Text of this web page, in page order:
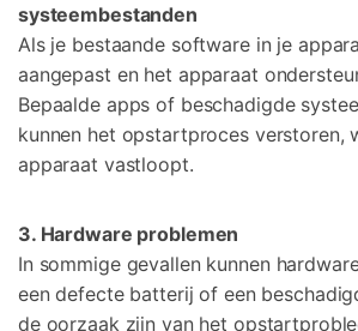
systeembestanden
Als je bestaande software in je
aangepast en het apparaat
Bepaalde apps of beschadigde
kunnen het opstartproces verstoren,
apparaat vastloopt.
3. Hardware problemen
In sommige gevallen kunnen
een defecte batterij of een
de oorzaak zijn van het